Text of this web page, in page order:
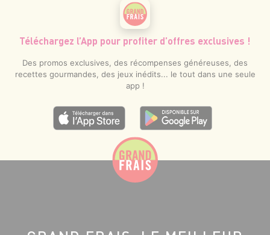
Téléchargez l’App pour profiter d’offres exclusives !
Des promos exclusives, des récompenses généreuses, des
recettes gourmandes, des jeux inédits... le tout dans une seule
app !